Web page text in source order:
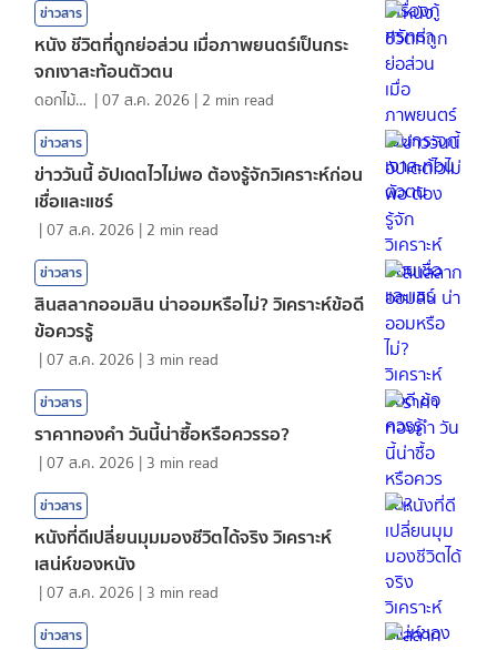
ข่าวสาร
หนัง ชีวิตที่ถูกย่อส่วน เมื่อภาพยนตร์เป็นกระ
จกเงาสะท้อนตัวตน
ดอกไม้กับสายน้ำ |07 ส.ค. 2026 | 2 min read
ข่าวสาร
ข่าววันนี้ อัปเดตไวไม่พอ ต้องรู้จักวิเคราะห์ก่อน
เชื่อและแชร์
|07 ส.ค. 2026 | 2 min read
ข่าวสาร
สินสลากออมสิน น่าออมหรือไม่? วิเคราะห์ข้อดี
ข้อควรรู้
|07 ส.ค. 2026 | 3 min read
ข่าวสาร
ราคาทองคํา วันนี้น่าซื้อหรือควรรอ?
|07 ส.ค. 2026 | 3 min read
ข่าวสาร
หนังที่ดีเปลี่ยนมุมมองชีวิตได้จริง วิเคราะห์
เสน่ห์ของหนัง
|07 ส.ค. 2026 | 3 min read
ข่าวสาร